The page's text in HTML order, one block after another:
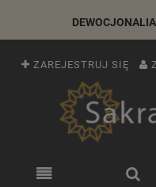
ZAREJESTRUJ SIĘ